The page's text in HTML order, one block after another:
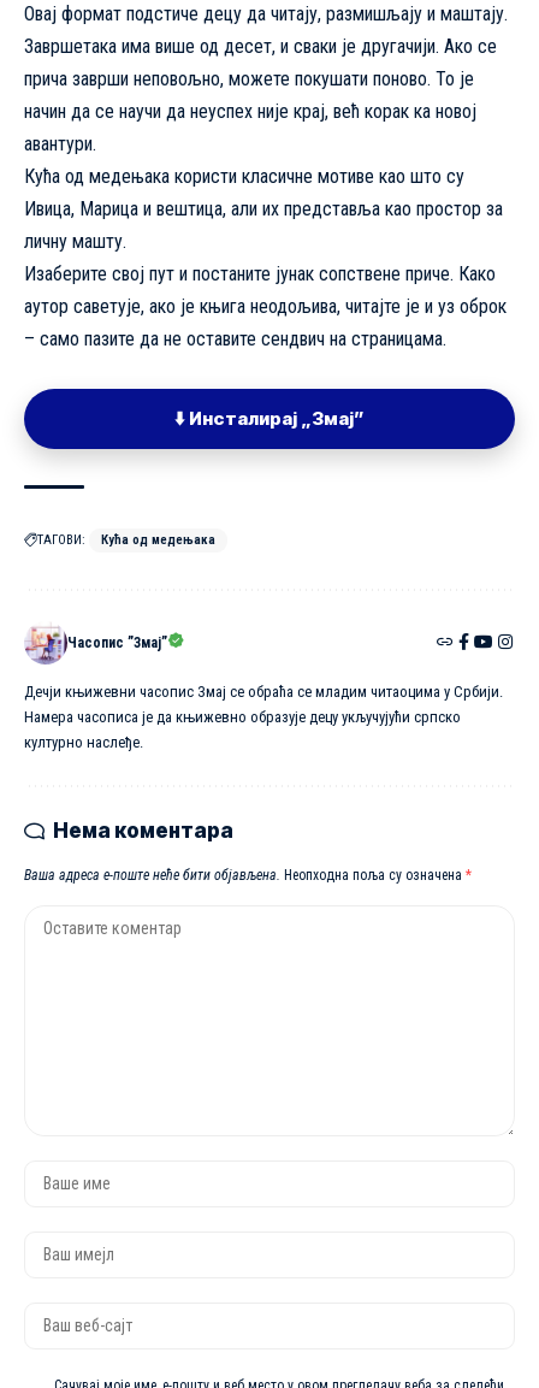
Овај формат подстиче децу да читају, размишљају и маштају.
Завршетака има више од десет, и сваки је другачији. Ако се
прича заврши неповољно, можете покушати поново. То је
начин да се научи да неуспех није крај, већ корак ка новој
авантури.
Кућа од медењака користи класичне мотиве као што су
Ивица, Марица и вештица, али их представља као простор за
личну машту.
Изаберите свој пут и постаните јунак сопствене приче. Како
аутор саветује, ако је књига неодољива, читајте је и уз оброк
– само пазите да не оставите сендвич на страницама.
⬇️ Инсталирај „Змај”
ТАГОВИ: Кућа од медењака
Часопис ”Змај”
Дечји књижевни часопис Змај се обраћа се младим читаоцима у Србији.
Намера часописа је да књижевно образује децу укључујући српско
културно наслеђе.
Нема коментара
Ваша адреса е-поште неће бити објављена. Неопходна поља су означена *